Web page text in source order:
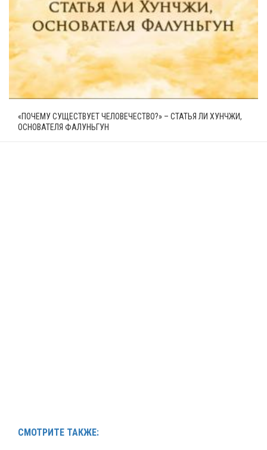
«ПОЧЕМУ СУЩЕСТВУЕТ ЧЕЛОВЕЧЕСТВО?» – СТАТЬЯ ЛИ ХУНЧЖИ,
ОСНОВАТЕЛЯ ФАЛУНЬГУН
СМОТРИТЕ ТАКЖЕ: